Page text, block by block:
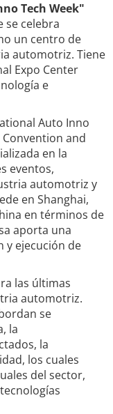
Tech Week"
se celebra
un centro de
automotriz. Tiene
Expo Center
e
Auto Inno
Convention and
en la
eventos,
automotriz y
en Shanghai,
en términos de
aporta una
y ejecución de
las últimas
automotriz.
se
la
la
los cuales
del sector,